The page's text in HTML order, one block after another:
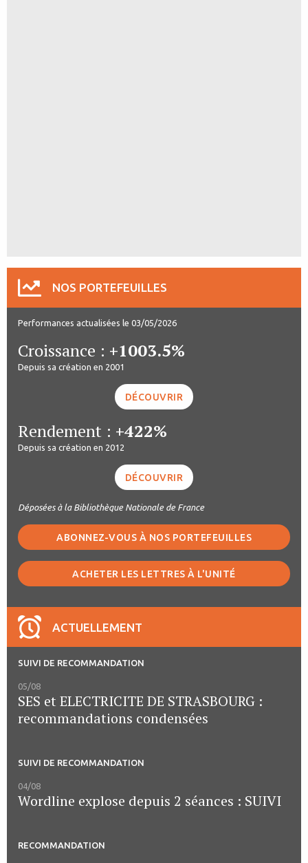
NOS PORTEFEUILLES
Performances actualisées le 03/05/2026
Croissance : +1003.5%
Depuis sa création en 2001
DÉCOUVRIR
Rendement : +422%
Depuis sa création en 2012
DÉCOUVRIR
Déposées à la Bibliothèque Nationale de France
ABONNEZ-VOUS À NOS PORTEFEUILLES
ACHETER LES LETTRES À L'UNITÉ
ACTUELLEMENT
SUIVI DE RECOMMANDATION
05/08
SES et ELECTRICITE DE STRASBOURG :
recommandations condensées
SUIVI DE RECOMMANDATION
04/08
Wordline explose depuis 2 séances : SUIVI
RECOMMANDATION